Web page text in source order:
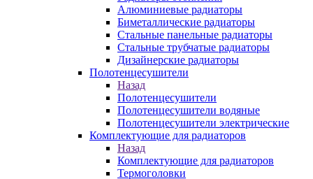
Алюминиевые радиаторы
Биметаллические радиаторы
Стальные панельные радиаторы
Стальные трубчатые радиаторы
Дизайнерские радиаторы
Полотенцесушители
Назад
Полотенцесушители
Полотенцесушители водяные
Полотенцесушители электрические
Комплектующие для радиаторов
Назад
Комплектующие для радиаторов
Термоголовки